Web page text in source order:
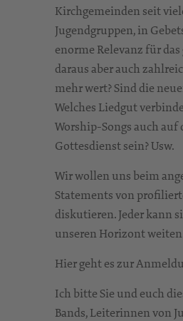
Kirchgemeinden seit
Jugendgruppen, in
enorme Relevanz für
daraus aber auch
mehr wert? Sind die
Welches Liedgut
Worship-Songs auch
Gottesdienst sein? Usw.
Wir wollen uns beim
Statements von
diskutieren. Jeder kann
unseren Horizont
Hier geht es zur
Ich bitte Sie und euch
Bands, Leiterinnen von